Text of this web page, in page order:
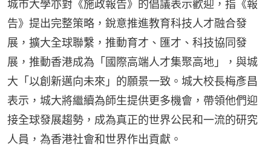
城市大學亦對《施政報告》的倡議表示歡迎，指《報
告》提出完整策略，銳意推進教育科技人才融合發
展，擴大全球聯繫，推動育才、匯才、科技協同發
展，推動香港成為「國際高端人才集聚高地」，與城
大「以創新邁向未來」的願景一致。城大校長梅彥昌
表示，城大將繼續為師生提供更多機會，帶領他們迎
接全球發展趨勢，成為真正的世界公民和一流的研究
人員，為香港社會和世界作出貢獻。